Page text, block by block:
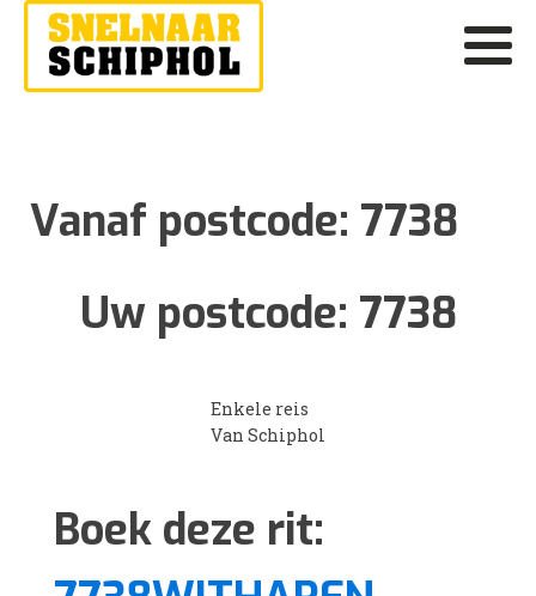
Vanaf postcode: 7738
Uw postcode: 7738
Enkele reis
Van Schiphol
Boek deze rit: